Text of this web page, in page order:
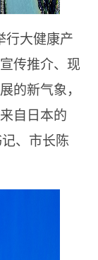
行大健康产
传推介、现
的新气象，
自日本的
、市长陈